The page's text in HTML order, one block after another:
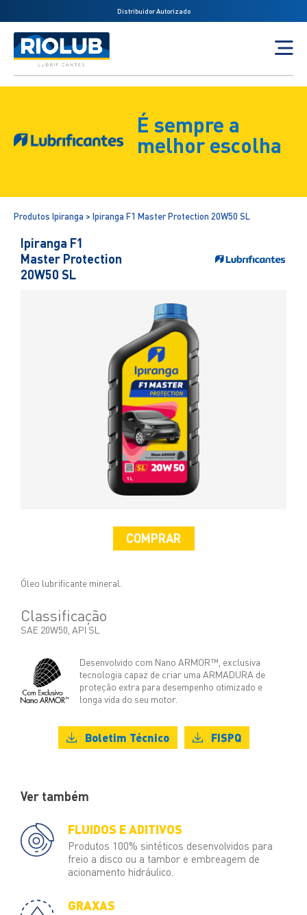
Distribuidor Autorizado
É sempre a
melhor escolha
Produtos Ipiranga > Ipiranga F1 Master Protection 20W50 SL
Ipiranga F1
Master Protection
20W50 SL
Óleo lubrificante mineral.
Classificação
SAE 20W50, API SL
Desenvolvido com Nano ARMOR™, exclusiva
tecnologia capaz de criar uma ARMADURA de
proteção extra para desempenho otimizado e
longa vida do seu motor.
COMPRAR
Boletim Técnico FISPQ
Ver também
FLUIDOS E ADITIVOS
Produtos 100% sintéticos desenvolvidos para
freio a disco ou a tambor e embreagem de
acionamento hidráulico.
GRAXAS